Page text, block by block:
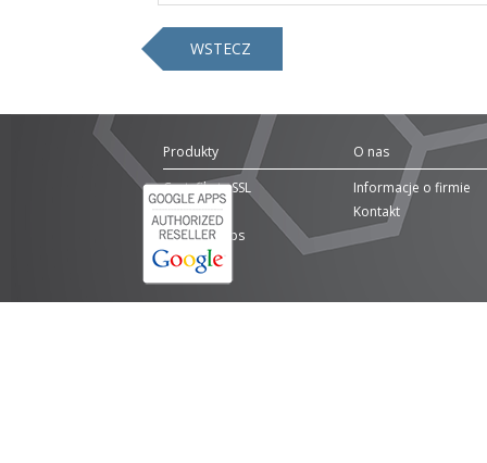
Produkty
Certyfikaty SSL
Domeny
Google Apps
O nas
Informacje o firmie
Kontakt